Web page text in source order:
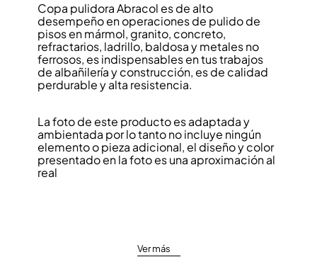
Copa pulidora Abracol es de alto
desempeño en operaciones de pulido de
pisos en mármol, granito, concreto,
refractarios, ladrillo, baldosa y metales no
ferrosos, es indispensables en tus trabajos
de albañilería y construcción, es de calidad
perdurable y alta resistencia.
La foto de este producto es adaptada y
ambientada por lo tanto no incluye ningún
elemento o pieza adicional, el diseño y color
presentado en la foto es una aproximación al
real
Ver más